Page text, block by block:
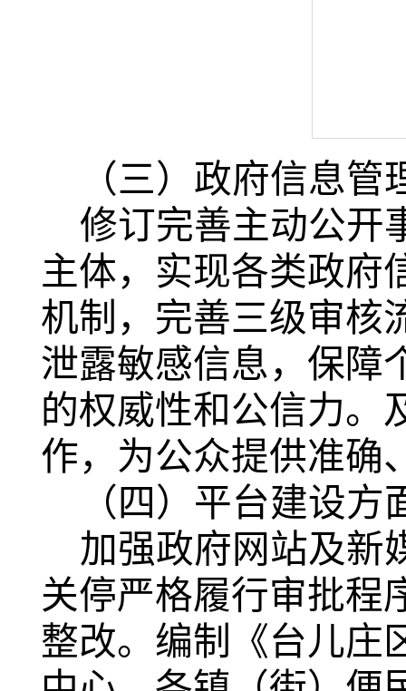
（三）政府信息管
修订完善主动公开
主体，实现各类政府
机制，完善三级审核
泄露敏感信息，保障
的权威性和公信力。
作，为公众提供准确
（四）平台建设方
加强政府网站及新
关停严格履行审批程
整改。编制《台儿庄